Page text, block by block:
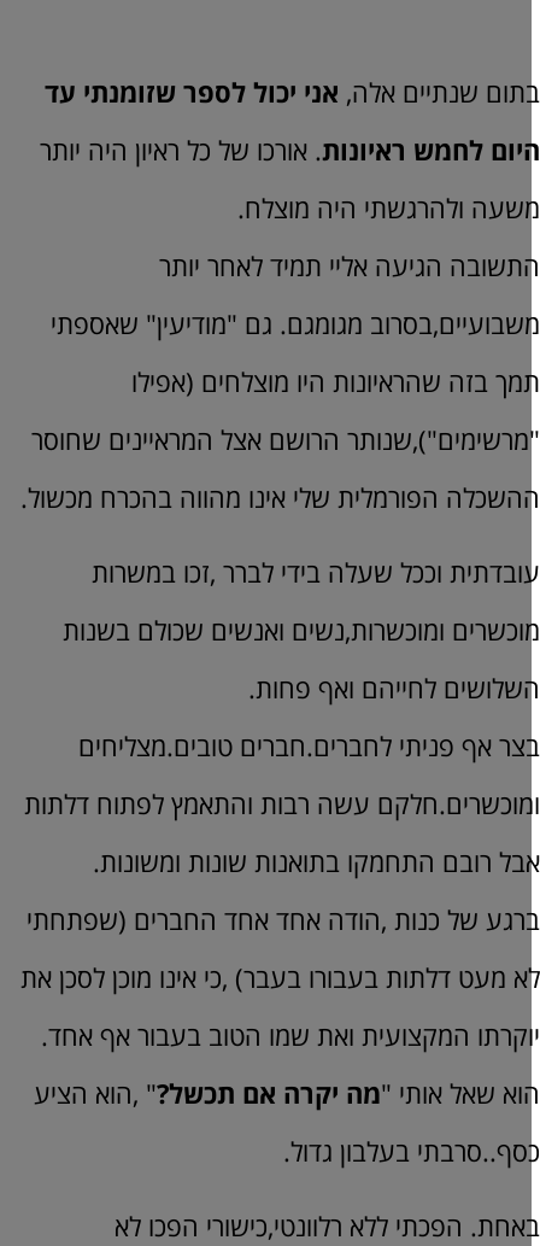
שנתיים אלה, אני יכול לספר שזומנתי עד
לחמש ראיונות. אורכו של כל ראיון היה יותר
ולהרגשתי היה מוצלח.
הגיעה אליי תמיד לאחר יותר
מגומגם. גם "מודיעין" שאספתי
בזה שהראיונות היו מוצלחים (אפילו
הרושם אצל המראיינים שחוסר
הפורמלית שלי אינו מהווה בהכרח מכשול.
וככל שעלה בידי לברר ,זכו במשרות
ומוכשרות,נשים ואנשים שכולם בשנות
לחייהם ואף פחות.
אף פניתי לחברים.חברים טובים.מצליחים
עשה רבות והתאמץ לפתוח דלתות
רובם התחמקו בתואנות שונות ומשונות.
של כנות ,הודה אחד אחד החברים (שפתחתי
מעט דלתות בעבורו בעבר) ,כי אינו מוכן לסכן את
המקצועית ואת שמו הטוב בעבור אף אחד.
שאל אותי "מה יקרה אם תכשל?" ,הוא הציע
בעלבון גדול.
הפכתי ללא רלוונטי,כישורי הפכו לא